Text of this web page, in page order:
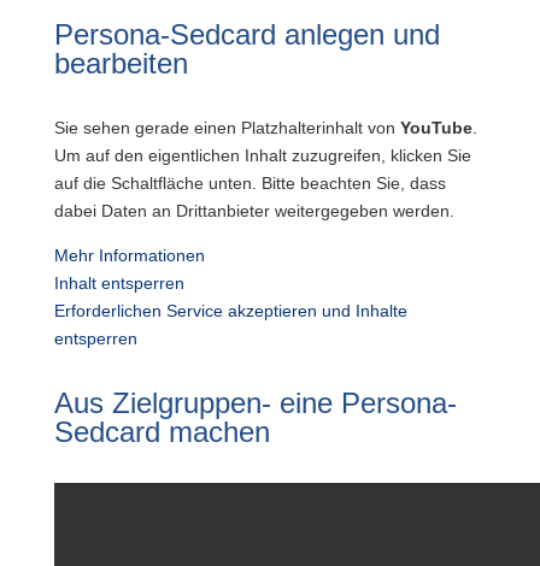
Persona-Sedcard anlegen und
bearbeiten
Sie sehen gerade einen Platzhalterinhalt von YouTube.
Um auf den eigentlichen Inhalt zuzugreifen, klicken Sie
auf die Schaltfläche unten. Bitte beachten Sie, dass
dabei Daten an Drittanbieter weitergegeben werden.
Mehr Informationen
Inhalt entsperren
Erforderlichen Service akzeptieren und Inhalte
entsperren
Aus Zielgruppen- eine Persona-
Sedcard machen